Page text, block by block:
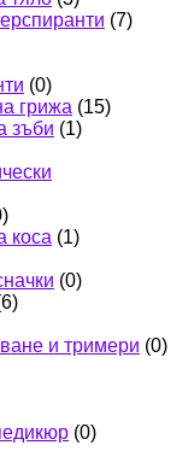
(7)
(0)
грижа (15)
зъби (1)
коса (1)
(0)
и тримери (0)
(0)